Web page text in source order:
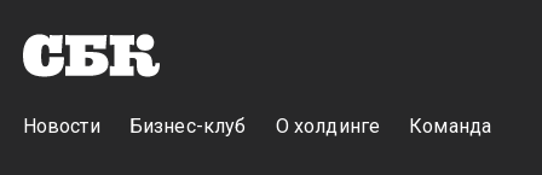
Новости Бизнес-клуб О холдинге Команда